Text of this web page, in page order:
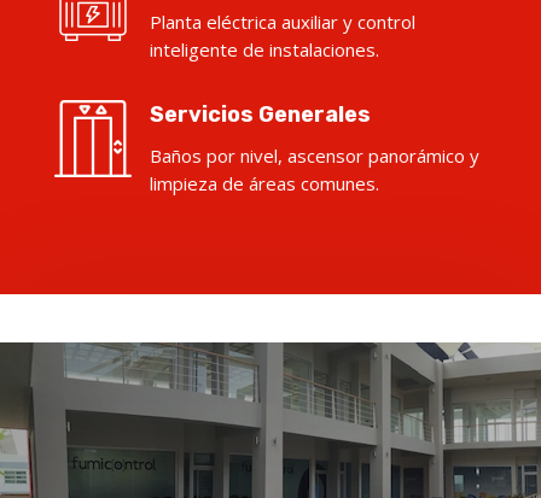
Planta eléctrica auxiliar y control
inteligente de instalaciones.
Servicios Generales
Baños por nivel, ascensor panorámico y
limpieza de áreas comunes.